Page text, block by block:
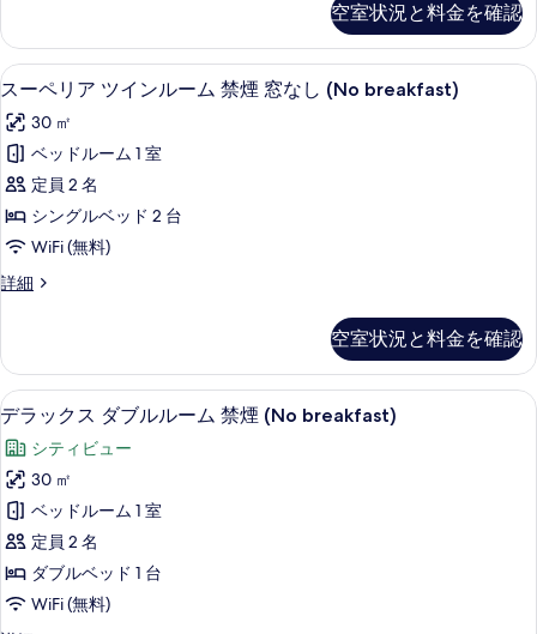
を
表
示
す
る
ー
ム
禁
煙
窓
な
し
(No
breakfast)
べ
て
の
写
真
を
表
示
す
ア
ダ
ブ
ル
ー
ム
禁
煙
窓
な
し
詳
細
空室状況と料金を確認
ス
ー
ペ
リ
ア
ツ
ン
ー
ム
禁
煙
窓
な
し
(No
breakfast)
羽毛の掛け布団、セーフティボック
6
スーペリア ツインルーム 禁煙 窓なし (No breakfast)
30 ㎡
ベッドルーム 1 室
定員 2 名
シングルベッド 2 台
WiFi (無料)
詳細
ス
ア
ツ
イ
ル
ー
ム
禁
煙
窓
な
し
(No
空室状況と料金を確認
デ
ラ
ッ
ク
ス
ダ
ブ
7
デラックス ダブルルーム 禁煙 (No breakfast)
シティビュー
30 ㎡
ベッドルーム 1 室
定員 2 名
ダブルベッド 1 台
WiFi (無料)